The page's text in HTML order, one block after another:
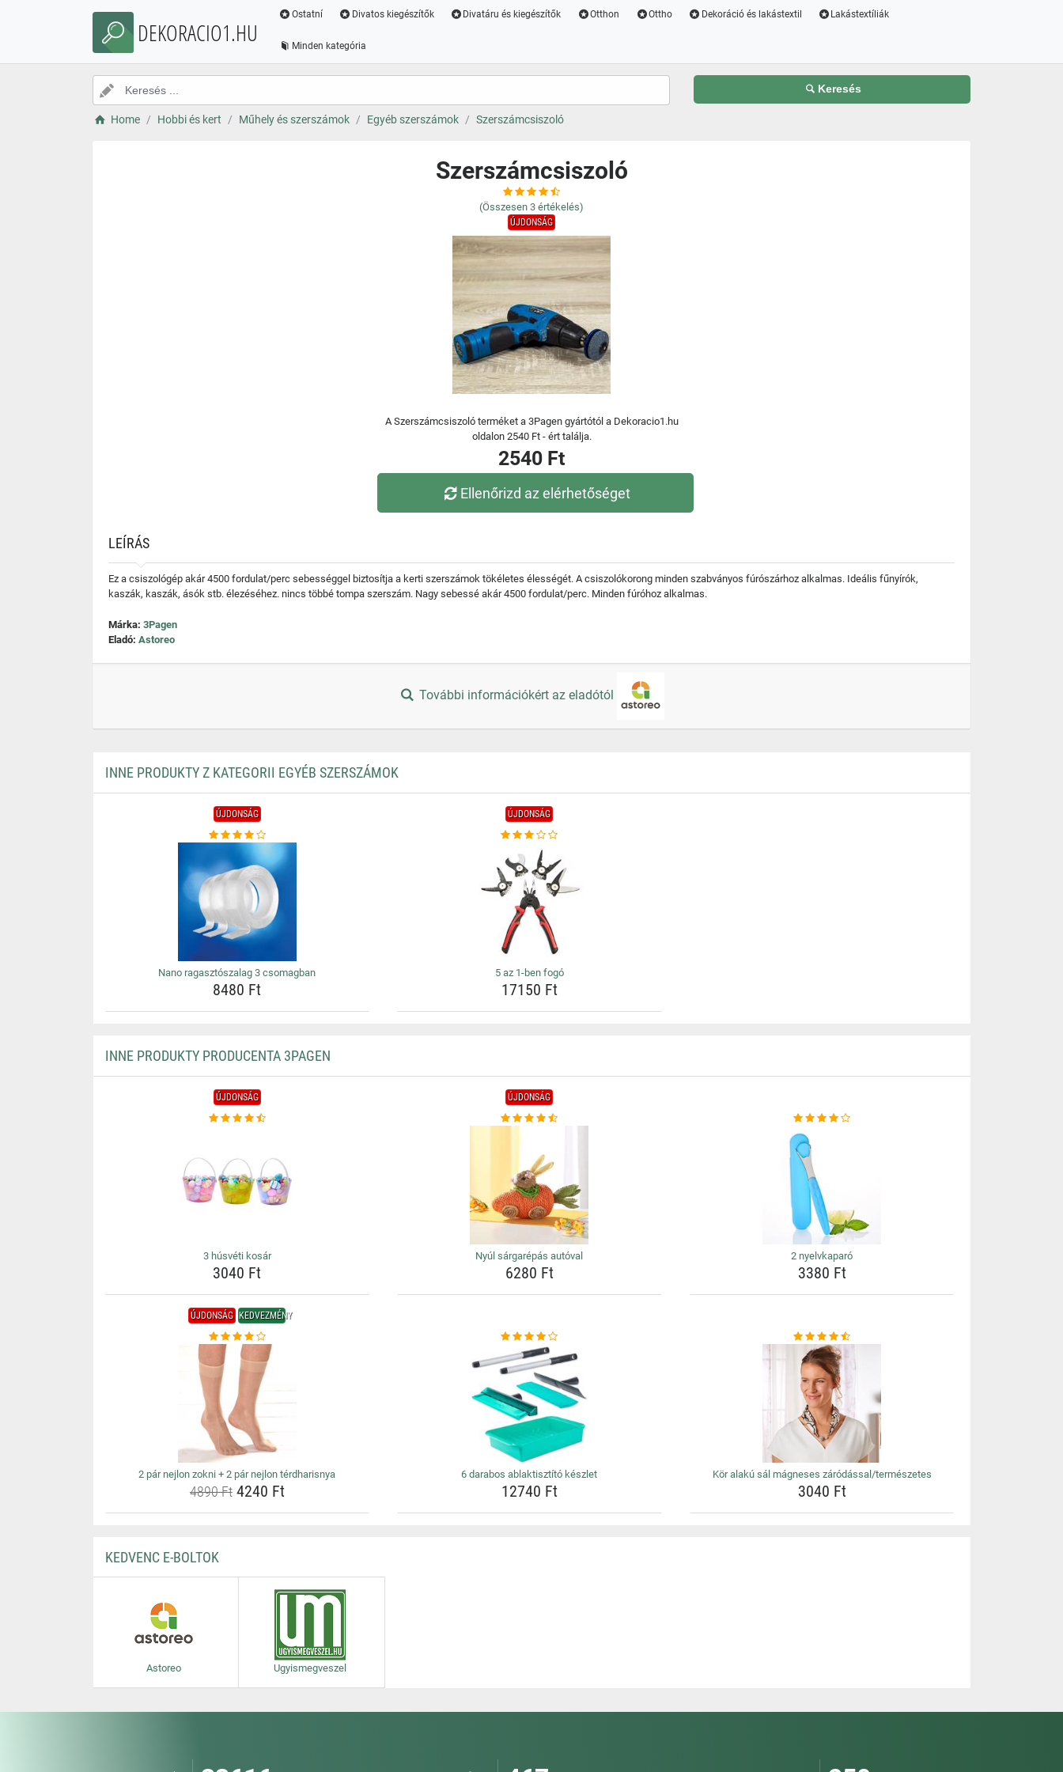
DEKORACIO1.HU
Ostatní Divatos kiegészítők Divatáru és kiegészítők Otthon Ottho Dekoráció és lakástextil Lakástextíliák
Minden kategória
Keresés
Home Hobbi és kert Műhely és szerszámok Egyéb szerszámok Szerszámcsiszoló
Szerszámcsiszoló
(Összesen 3 értékelés)
ÚJDONSÁG
A Szerszámcsiszoló terméket a 3Pagen gyártótól a Dekoracio1.hu
oldalon 2540 Ft - ért találja.
2540 Ft
Ellenőrizd az elérhetőséget
LEÍRÁS
Ez a csiszológép akár 4500 fordulat/perc sebességgel biztosítja a kerti szerszámok tökéletes élességét. A csiszolókorong minden szabványos fúrószárhoz alkalmas. Ideális fűnyírók,
kaszák, kaszák, ásók stb. élezéséhez. nincs többé tompa szerszám. Nagy sebessé akár 4500 fordulat/perc. Minden fúróhoz alkalmas.
Márka: 3Pagen
Eladó: Astoreo
További információkért az eladótól
INNE PRODUKTY Z KATEGORII EGYÉB SZERSZÁMOK
ÚJDONSÁG
Nano ragasztószalag 3 csomagban
8480 Ft
ÚJDONSÁG
5 az 1-ben fogó
17150 Ft
INNE PRODUKTY PRODUCENTA 3PAGEN
ÚJDONSÁG
3 húsvéti kosár
3040 Ft
ÚJDONSÁG
Nyúl sárgarépás autóval
6280 Ft
2 nyelvkaparó
3380 Ft
ÚJDONSÁG KEDVEZMÉNY
2 pár nejlon zokni + 2 pár nejlon térdharisnya
4890 Ft4240 Ft
6 darabos ablaktisztító készlet
12740 Ft
Kör alakú sál mágneses záródással/természetes
3040 Ft
KEDVENC E-BOLTOK
Astoreo Ugyismegveszel